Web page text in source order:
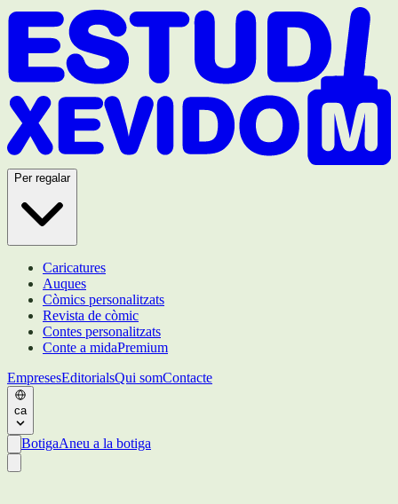
Per regalar
Caricatures
Auques
Còmics personalitzats
Revista de còmic
Contes personalitzats
Conte a midaPremium
EmpresesEditorialsQui somContacte
ca
BotigaAneu a la botiga